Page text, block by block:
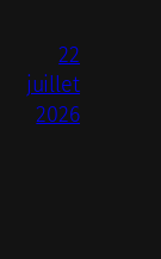
22
juillet
2026